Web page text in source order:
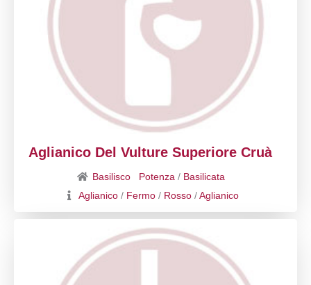
Aglianico Del Vulture Superiore Cruà
Basilisco Potenza / Basilicata
Aglianico/ Fermo/ Rosso/Aglianico